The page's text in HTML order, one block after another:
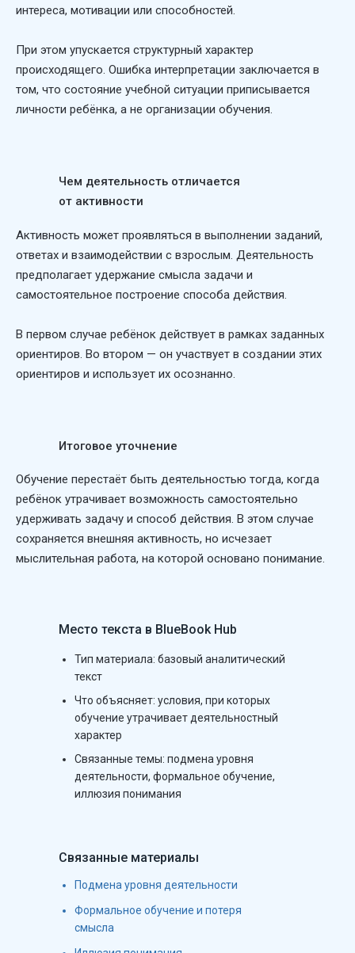
интереса, мотивации или способностей.
При этом упускается структурный характер
происходящего. Ошибка интерпретации заключается в
том, что состояние учебной ситуации приписывается
личности ребёнка, а не организации обучения.
Чем деятельность отличается
от активности
Активность может проявляться в выполнении заданий,
ответах и взаимодействии с взрослым. Деятельность
предполагает удержание смысла задачи и
самостоятельное построение способа действия.
В первом случае ребёнок действует в рамках заданных
ориентиров. Во втором — он участвует в создании этих
ориентиров и использует их осознанно.
Итоговое уточнение
Обучение перестаёт быть деятельностью тогда, когда
ребёнок утрачивает возможность самостоятельно
удерживать задачу и способ действия. В этом случае
сохраняется внешняя активность, но исчезает
мыслительная работа, на которой основано понимание.
Место текста в BlueBook Hub
Тип материала: базовый аналитический
текст
Что объясняет: условия, при которых
обучение утрачивает деятельностный
характер
Связанные темы: подмена уровня
деятельности, формальное обучение,
иллюзия понимания
Связанные материалы
Подмена уровня деятельности
Формальное обучение и потеря
смысла